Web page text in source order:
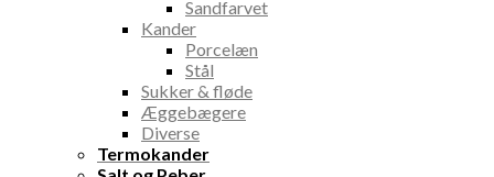
Sandfarvet
Kander
Porcelæn
Stål
Sukker & fløde
Æggebægere
Diverse
Termokander